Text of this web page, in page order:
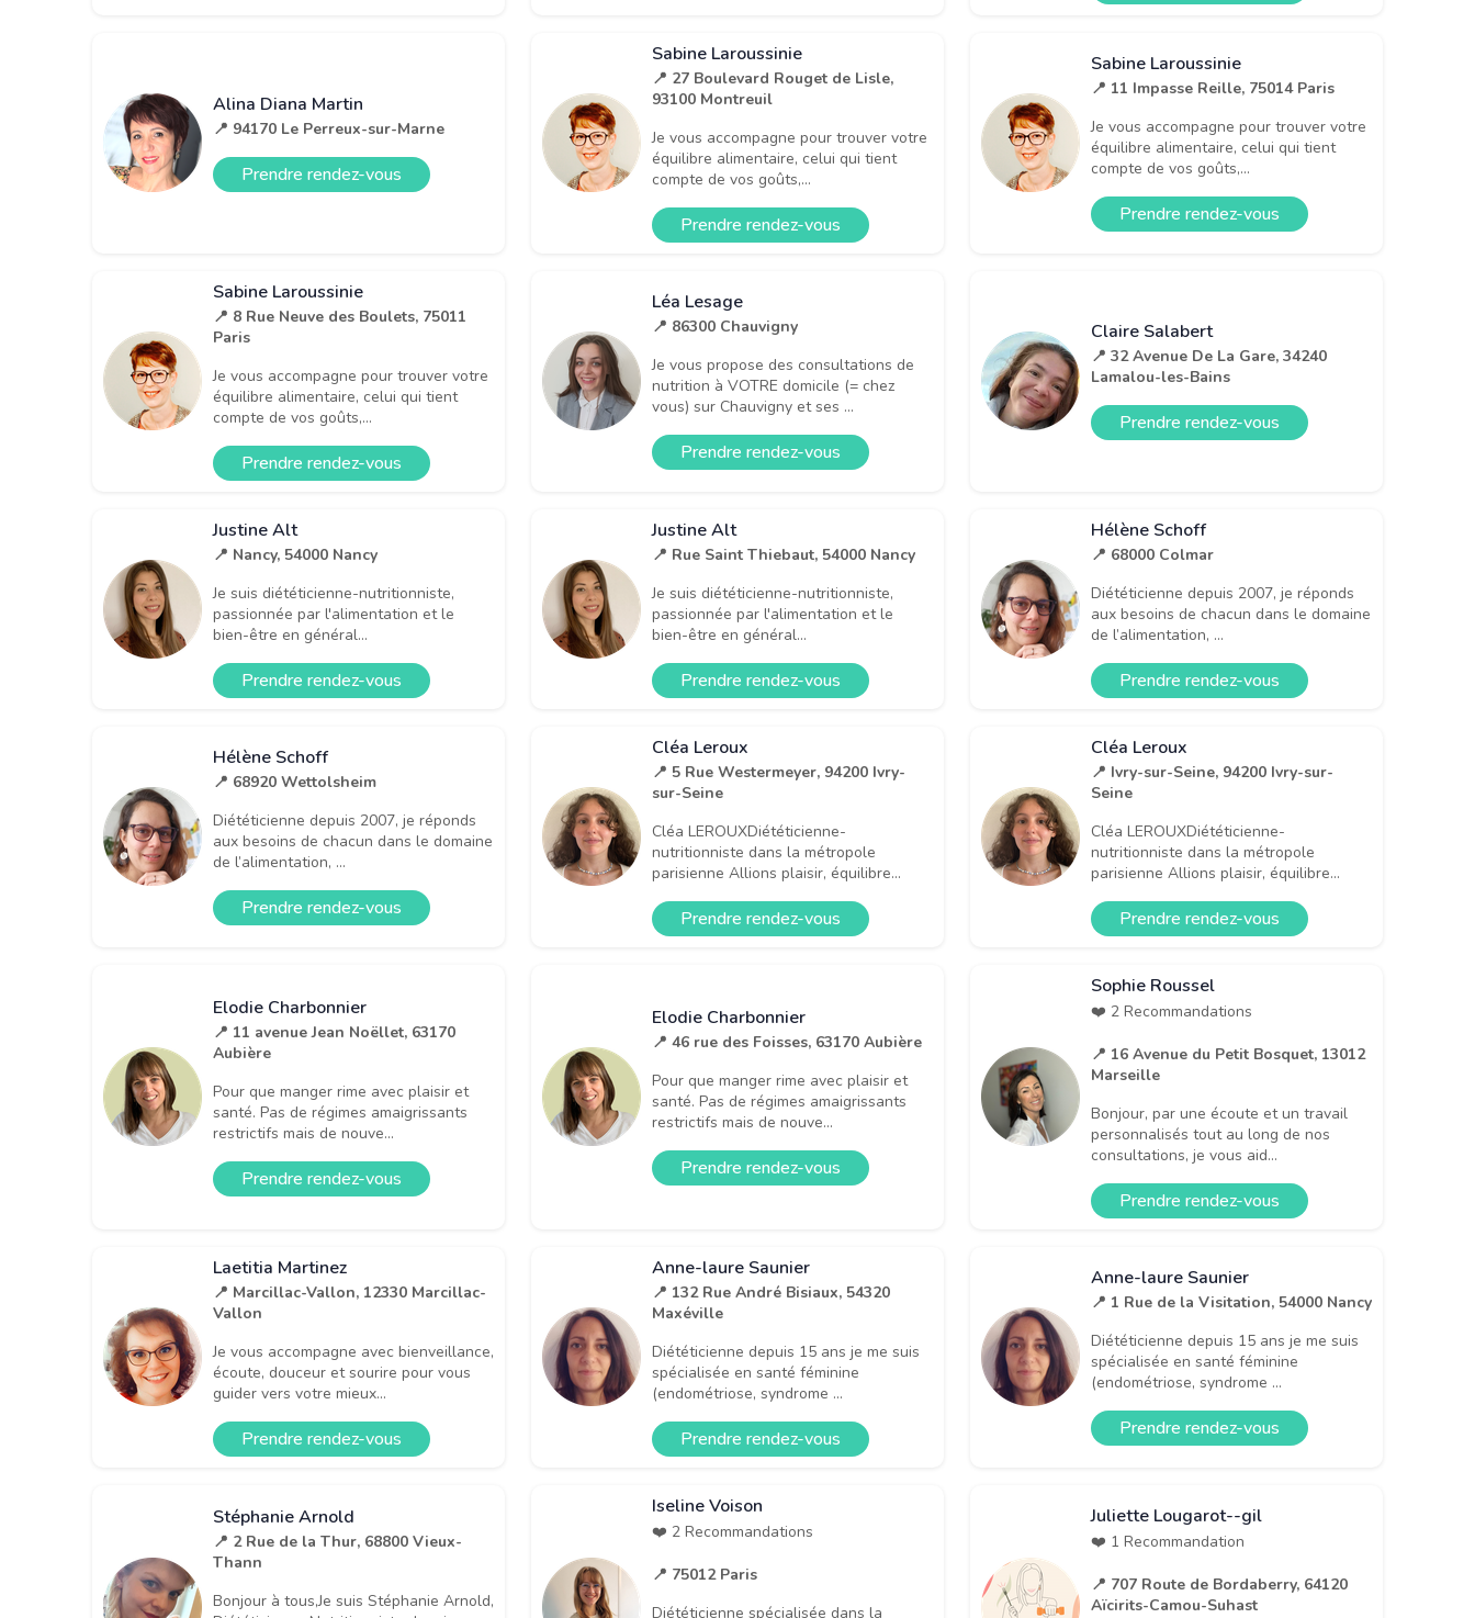
Alina Diana Martin
📍 94170 Le Perreux-sur-Marne
Prendre rendez-vous
Sabine Laroussinie
📍 27 Boulevard Rouget de Lisle,
93100 Montreuil
Je vous accompagne pour trouver votre
équilibre alimentaire, celui qui tient
compte de vos goûts,...
Prendre rendez-vous
Sabine Laroussinie
📍 11 Impasse Reille, 75014 Paris
Je vous accompagne pour trouver votre
équilibre alimentaire, celui qui tient
compte de vos goûts,...
Prendre rendez-vous
Sabine Laroussinie
📍 8 Rue Neuve des Boulets, 75011
Paris
Je vous accompagne pour trouver votre
équilibre alimentaire, celui qui tient
compte de vos goûts,...
Prendre rendez-vous
Léa Lesage
📍 86300 Chauvigny
Je vous propose des consultations de
nutrition à VOTRE domicile (= chez
vous) sur Chauvigny et ses ...
Prendre rendez-vous
Claire Salabert
📍 32 Avenue De La Gare, 34240
Lamalou-les-Bains
Prendre rendez-vous
Justine Alt
📍 Nancy, 54000 Nancy
Je suis diététicienne-nutritionniste,
passionnée par l'alimentation et le
bien-être en général...
Prendre rendez-vous
Justine Alt
📍 Rue Saint Thiebaut, 54000 Nancy
Je suis diététicienne-nutritionniste,
passionnée par l'alimentation et le
bien-être en général...
Prendre rendez-vous
Hélène Schoff
📍 68000 Colmar
Diététicienne depuis 2007, je réponds
aux besoins de chacun dans le domaine
de l’alimentation, ...
Prendre rendez-vous
Hélène Schoff
📍 68920 Wettolsheim
Diététicienne depuis 2007, je réponds
aux besoins de chacun dans le domaine
de l’alimentation, ...
Prendre rendez-vous
Cléa Leroux
📍 5 Rue Westermeyer, 94200 Ivry-
sur-Seine
Cléa LEROUXDiététicienne-
nutritionniste dans la métropole
parisienne Allions plaisir, équilibre...
Prendre rendez-vous
Cléa Leroux
📍 Ivry-sur-Seine, 94200 Ivry-sur-
Seine
Cléa LEROUXDiététicienne-
nutritionniste dans la métropole
parisienne Allions plaisir, équilibre...
Prendre rendez-vous
Elodie Charbonnier
📍 11 avenue Jean Noëllet, 63170
Aubière
Pour que manger rime avec plaisir et
santé. Pas de régimes amaigrissants
restrictifs mais de nouve...
Prendre rendez-vous
Elodie Charbonnier
📍 46 rue des Foisses, 63170 Aubière
Pour que manger rime avec plaisir et
santé. Pas de régimes amaigrissants
restrictifs mais de nouve...
Prendre rendez-vous
Sophie Roussel
❤️ 2 Recommandations
📍 16 Avenue du Petit Bosquet, 13012
Marseille
Bonjour, par une écoute et un travail
personnalisés tout au long de nos
consultations, je vous aid...
Prendre rendez-vous
Laetitia Martinez
📍 Marcillac-Vallon, 12330 Marcillac-
Vallon
Je vous accompagne avec bienveillance,
écoute, douceur et sourire pour vous
guider vers votre mieux...
Prendre rendez-vous
Anne-laure Saunier
📍 132 Rue André Bisiaux, 54320
Maxéville
Diététicienne depuis 15 ans je me suis
spécialisée en santé féminine
(endométriose, syndrome ...
Prendre rendez-vous
Anne-laure Saunier
📍 1 Rue de la Visitation, 54000 Nancy
Diététicienne depuis 15 ans je me suis
spécialisée en santé féminine
(endométriose, syndrome ...
Prendre rendez-vous
Stéphanie Arnold
📍 2 Rue de la Thur, 68800 Vieux-
Thann
Bonjour à tous,Je suis Stéphanie Arnold,
Iseline Voison
❤️ 2 Recommandations
📍 75012 Paris
Diététicienne spécialisée dans la
Juliette Lougarot--gil
❤️ 1 Recommandation
📍 707 Route de Bordaberry, 64120
Aïcirits-Camou-Suhast